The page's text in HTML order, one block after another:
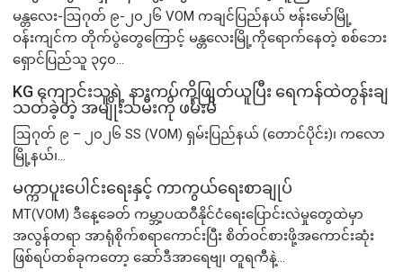
မန္တလေး-ဩဂုတ် ၉-၂၀၂၆ VOM ကချင်ပြည်နယ် ဗန်းမော်မြို့
ဝန်းကျင်က တိုက်ပွဲတွေကြောင့် မန္တလေးမြို့ကိုရောက်နေတဲ့ စစ်ဘေး
ရှောင်ပြည်သူ ၃၄၀...
KG ကျောင်းသူရဲ့ နားကပ်ကိုဖြုတ်ယူပြီး ရေကန်ထဲတွန်းချ
သတ်ခဲ့တဲ့ အမျိုးသမီးကို ဖမ်းမိ
ဩဂုတ် ၉ – ၂၀၂၆ SS (VOM) ရှမ်းပြည်နယ် (တောင်ပိုင်း)၊ ကလော
မြို့နယ်၊...
မက္ကာပူးပေါင်းရေးနှင့် ကာကွယ်ရေးစာချုပ်
MT(VOM) ​ဒီနေ့ခေတ် ကမ္ဘာ့ပထဝီနိုင်ငံရေးပြောင်းလဲမှုတွေထဲမှာ
အလွန်တရာ အာရုံစိုက်စရာကောင်းပြီး စိတ်ဝင်စားဖို့အကောင်းဆုံး
ဖြစ်ရပ်တစ်ခုကတော့ ဆော်ဒီအာရေဗျ၊ တူရကီနဲ့...